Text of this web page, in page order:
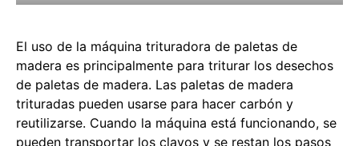
El uso de la máquina trituradora de paletas de
madera es principalmente para triturar los desechos
de paletas de madera. Las paletas de madera
trituradas pueden usarse para hacer carbón y
reutilizarse. Cuando la máquina está funcionando, se
pueden transportar los clavos y se restan los pasos